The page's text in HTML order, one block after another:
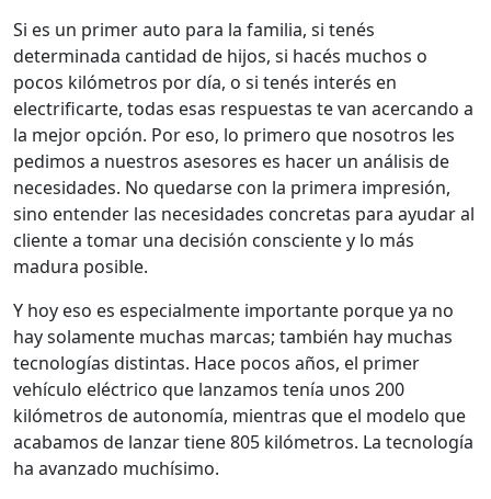
Si es un primer auto para la familia, si tenés
determinada cantidad de hijos, si hacés muchos o
pocos kilómetros por día, o si tenés interés en
electrificarte, todas esas respuestas te van acercando a
la mejor opción. Por eso, lo primero que nosotros les
pedimos a nuestros asesores es hacer un análisis de
necesidades. No quedarse con la primera impresión,
sino entender las necesidades concretas para ayudar al
cliente a tomar una decisión consciente y lo más
madura posible.
Y hoy eso es especialmente importante porque ya no
hay solamente muchas marcas; también hay muchas
tecnologías distintas. Hace pocos años, el primer
vehículo eléctrico que lanzamos tenía unos 200
kilómetros de autonomía, mientras que el modelo que
acabamos de lanzar tiene 805 kilómetros. La tecnología
ha avanzado muchísimo.